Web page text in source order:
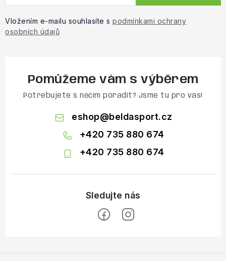
Vložením e-mailu souhlasíte s podmínkami ochrany
osobních údajů
Pomůžeme vám s výběrem
Potřebujete s něčím poradit? Jsme tu pro vás!
eshop@beldasport.cz
+420 735 880 674
+420 735 880 674